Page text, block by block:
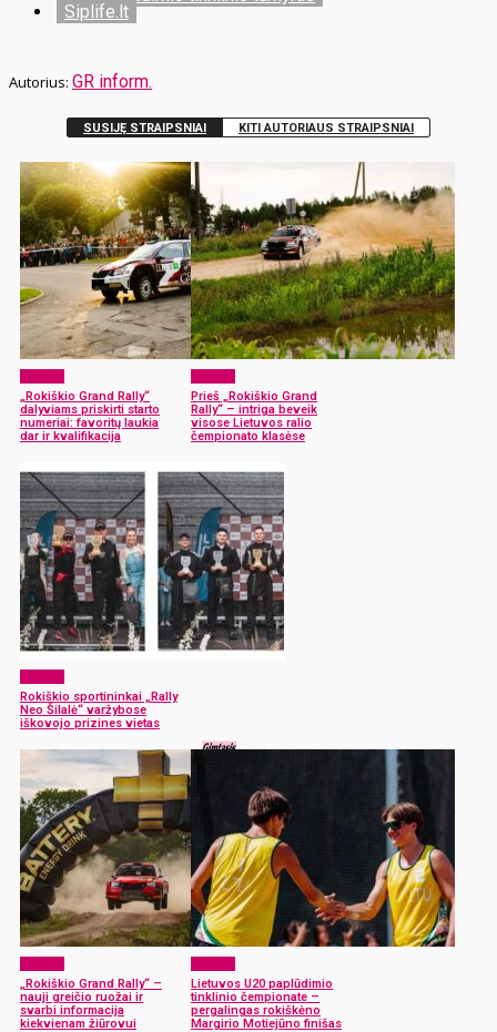
Siplife.lt
GR inform.
SUSIJĘ STRAIPSNIAI KITI AUTORIAUS STRAIPSNIAI
„Rokiškio Grand Rally“
dalyviams priskirti starto
numeriai: favoritų laukia
dar ir kvalifikacija
Prieš „Rokiškio Grand
Rally“ – intriga beveik
visose Lietuvos ralio
čempionato klasėse
Rokiškio sportininkai „Rally
Neo Šilalė“ varžybose
iškovojo prizines vietas
„Rokiškio Grand Rally“ –
nauji greičio ruožai ir
svarbi informacija
kiekvienam žiūrovui
Lietuvos U20 paplūdimio
tinklinio čempionate –
pergalingas rokiškėno
Margirio Motiejūno finišas